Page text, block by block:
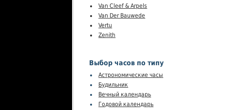
Van Cleef & Arpels
Van Der Bauwede
Vertu
Zenith
Выбор часов по типу
Астрономические часы
Будильник
Вечный календарь
Годовой календарь